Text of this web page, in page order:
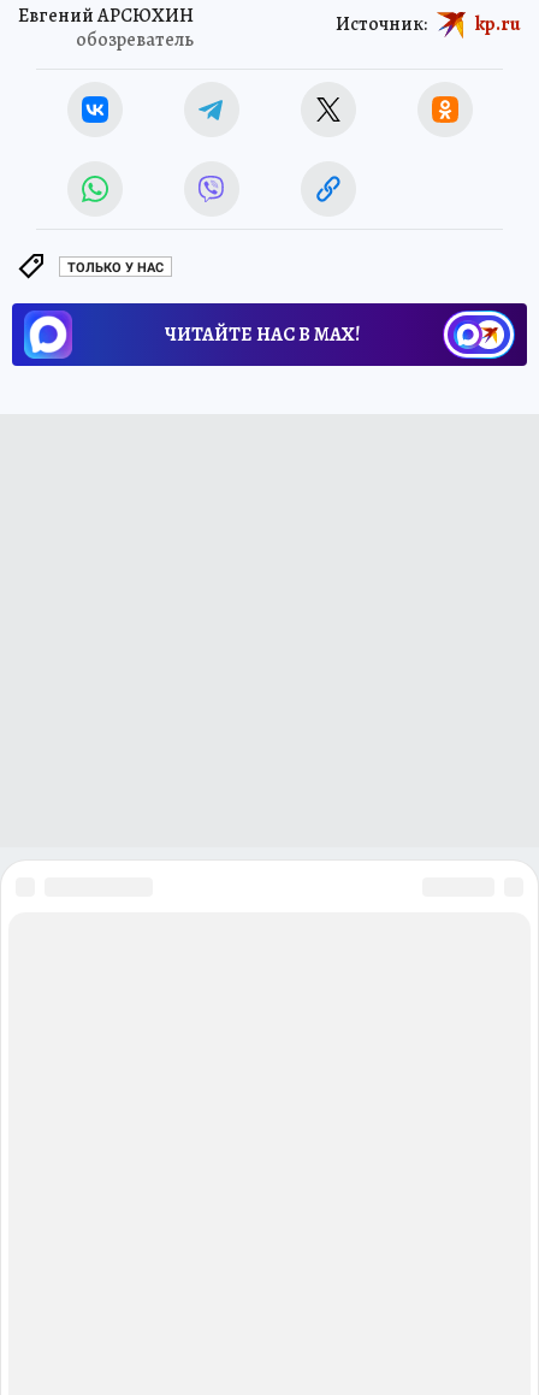
Евгений АРСЮХИН
обозреватель
Источник: kp.ru
ТОЛЬКО У НАС
ЧИТАЙТЕ НАС В МАХ!